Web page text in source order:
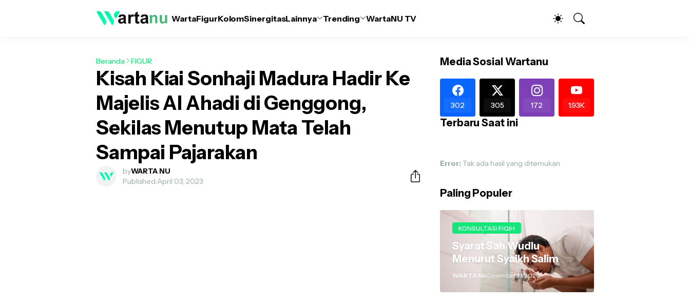
WartaFigurKolomSinergitasLainnya Trending WartaNU TV
Beranda FIGUR
Kisah Kiai Sonhaji Madura Hadir Ke
Majelis Al Ahadi di Genggong,
Sekilas Menutup Mata Telah
Sampai Pajarakan
byWARTA NU
Published:April 03, 2023
Media Sosial Wartanu
302 305 172 1.93K
Terbaru Saat ini
Error: Tak ada hasil yang ditemukan
Paling Populer
KONSULTASI FIQIH
Syarat Sah Wudlu
Menurut Syaikh Salim
WARTA NUDesember 11, 2020